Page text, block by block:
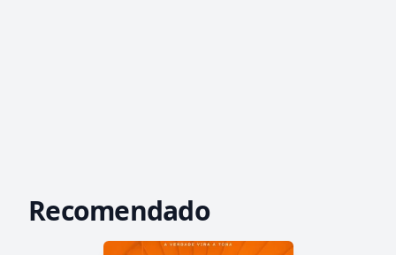
Recomendado